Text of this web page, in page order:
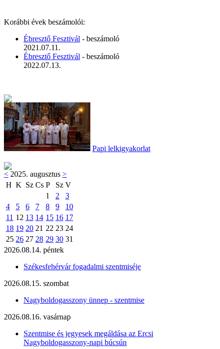
Korábbi évek beszámolói:
Ébresztő Fesztivál - beszámoló
2021.07.11.
Ébresztő Fesztivál - beszámoló
2022.07.13.
Papi lelkigyakorlat
< 2025. augusztus >
H K Sz Cs P Sz V
1
2
3
4
5 6 7 8 9
10
11 12 13 14 15 16 17
18 19 20 21 22 23 24
25 26 27 28 29 30 31
2026.08.14. péntek
Székesfehérvár fogadalmi szentmiséje
2026.08.15. szombat
Nagyboldogasszony ünnep - szentmise
2026.08.16. vasárnap
Szentmise és jegyesek megáldása az Ercsi
Nagyboldogasszony-napi búcsún